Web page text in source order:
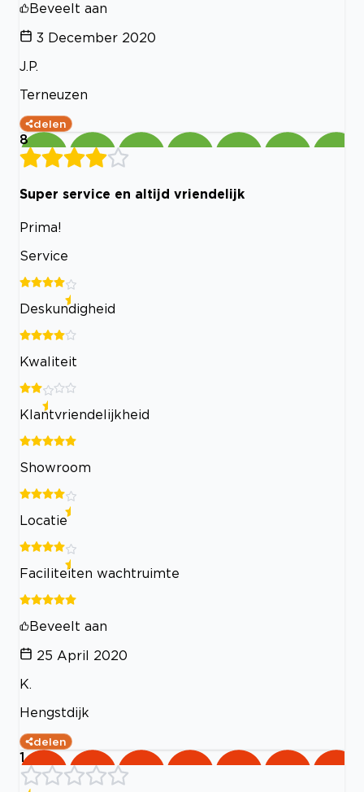
Beveelt aan
3 December 2020
J.P.
Terneuzen
delen
8
Super service en altijd vriendelijk
Prima!
Service
Deskundigheid
Kwaliteit
Klantvriendelijkheid
Showroom
Locatie
Faciliteiten wachtruimte
Beveelt aan
25 April 2020
K.
Hengstdijk
delen
1